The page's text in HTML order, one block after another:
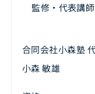
監修・代表講師
合同会社小森塾
小森 敏雄